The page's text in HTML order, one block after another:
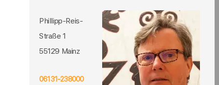
Phillipp-Reis-
Straße 1
55129 Mainz
06131-238000